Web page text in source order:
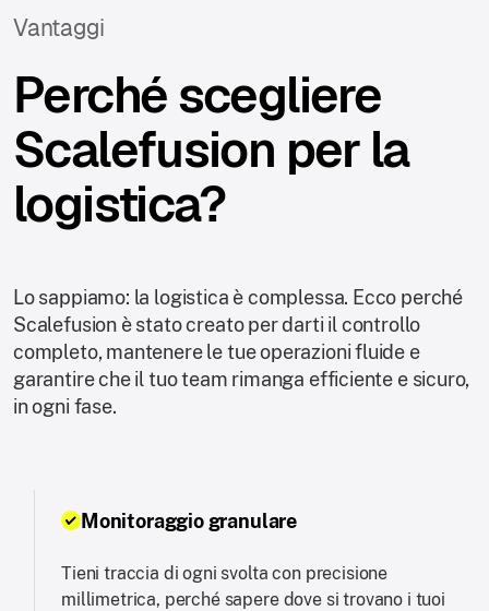
Vantaggi
Perché scegliere
Scalefusion per la
logistica?
Lo sappiamo: la logistica è complessa. Ecco perché
Scalefusion è stato creato per darti il controllo
completo, mantenere le tue operazioni fluide e
garantire che il tuo team rimanga efficiente e sicuro,
in ogni fase.
Monitoraggio granulare
Tieni traccia di ogni svolta con precisione
millimetrica, perché sapere dove si trovano i tuoi